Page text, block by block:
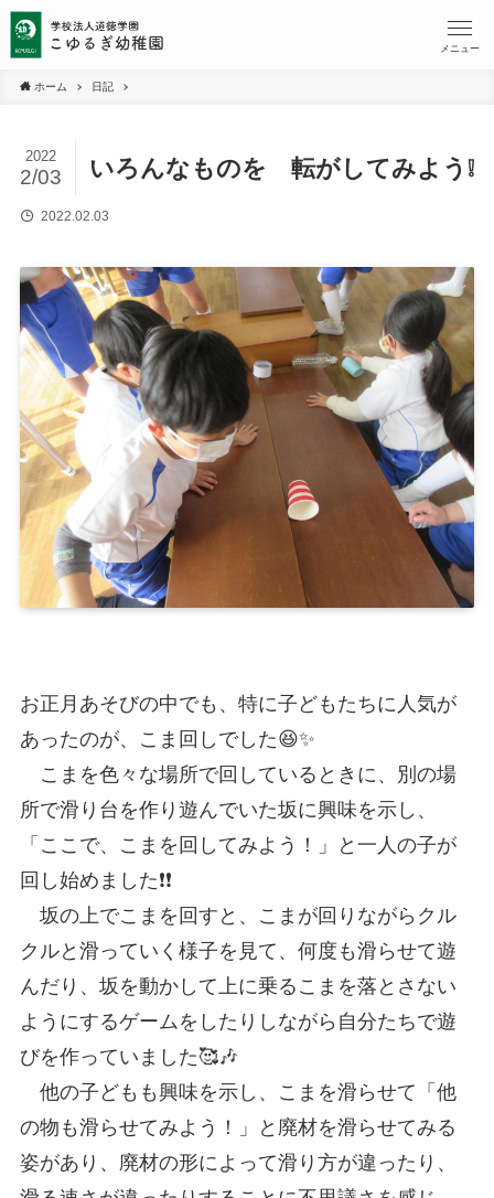
メニュー
ホーム 日記
いろんなものを 転がしてみよう❕
2022
2/03
2022.02.03
お正月あそびの中でも、特に子どもたちに人気が
あったのが、こま回しでした😆✨
こまを色々な場所で回しているときに、別の場
所で滑り台を作り遊んでいた坂に興味を示し、
「ここで、こまを回してみよう！」と一人の子が
回し始めました❗❗
坂の上でこまを回すと、こまが回りながらクル
クルと滑っていく様子を見て、何度も滑らせて遊
んだり、坂を動かして上に乗るこまを落とさない
ようにするゲームをしたりしながら自分たちで遊
びを作っていました🥰🎶
他の子どもも興味を示し、こまを滑らせて「他
の物も滑らせてみよう！」と廃材を滑らせてみる
姿があり、廃材の形によって滑り方が違ったり、